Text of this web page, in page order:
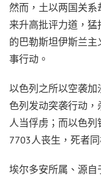
然而，土以两国关系
来升高批评力道，猛
的巴勒斯坦伊斯兰主
事行动。
以色列之所以空袭
色列发动突袭行动
人当俘虏；而以色
7703人丧生，死者
埃尔多安所属、源